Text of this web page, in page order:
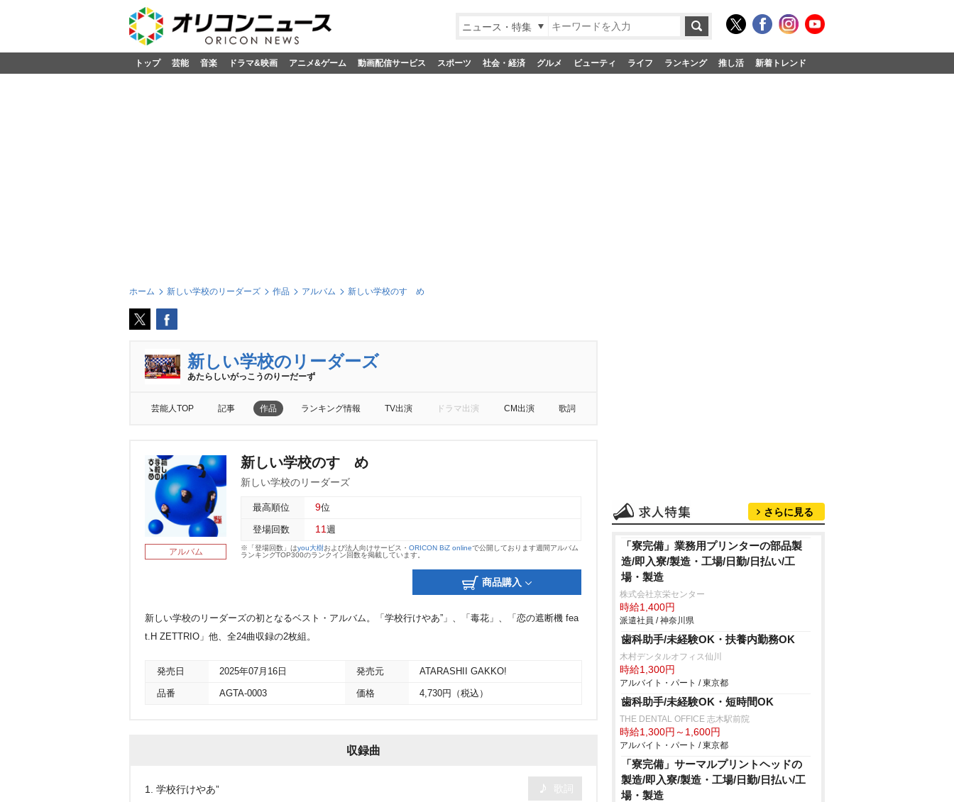
ニュース・特集
トップ 芸能 音楽 ドラマ&映画 アニメ&ゲーム 動画配信サービス スポーツ 社会・経済 グルメ ビューティ ライフ ランキング 推し活 新着トレンド
ホーム 新しい学校のリーダーズ 作品 アルバム 新しい学校のすゝめ
新しい学校のリーダーズ
あたらしいがっこうのりーだーず
芸能人TOP 記事 作品 ランキング情報 TV出演 ドラマ出演 CM出演 歌詞
アルバム
新しい学校のすゝめ
新しい学校のリーダーズ
最高順位 9位
登場回数 11 週
※「登場回数」はyou大樹および法人向けサービス・ ORICON BiZ onlineで公開しております週間アルバム
ランキングTOP300のランクイン回数を掲載しています。
商品購入
新しい学校のリーダーズの初となるベスト・アルバム。「学校行けやあ”」、「毒花」、「恋の遮断機 fea
t.H ZETTRIO」他、全24曲収録の2枚組。
発売日 2025年07月16日 発売元 ATARASHII GAKKO!
品番 AGTA-0003 価格 4,730円（税込）
収録曲
1. 学校行けやあ”
さらに見る
「寮完備」業務用プリンターの部品製
造/即入寮/製造・工場/日勤/日払い/工
場・製造
株式会社京栄センター
時給1,400円
派遣社員 / 神奈川県
歯科助手/未経験OK・扶養内勤務OK
木村デンタルオフィス仙川
時給1,300円
アルバイト・パート / 東京都
歯科助手/未経験OK・短時間OK
THE DENTAL OFFICE 志木駅前院
時給1,300円～1,600円
アルバイト・パート / 東京都
「寮完備」サーマルプリントヘッドの
製造/即入寮/製造・工場/日勤/日払い/工
場・製造